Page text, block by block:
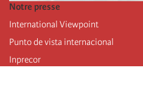
Notre presse
International Viewpoint
Punto de vista internacional
Inprecor